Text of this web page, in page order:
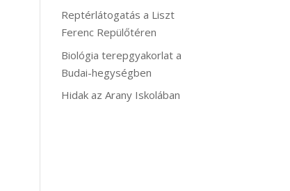
Reptérlátogatás a Liszt
Ferenc Repülőtéren
Biológia terepgyakorlat a
Budai-hegységben
Hidak az Arany Iskolában